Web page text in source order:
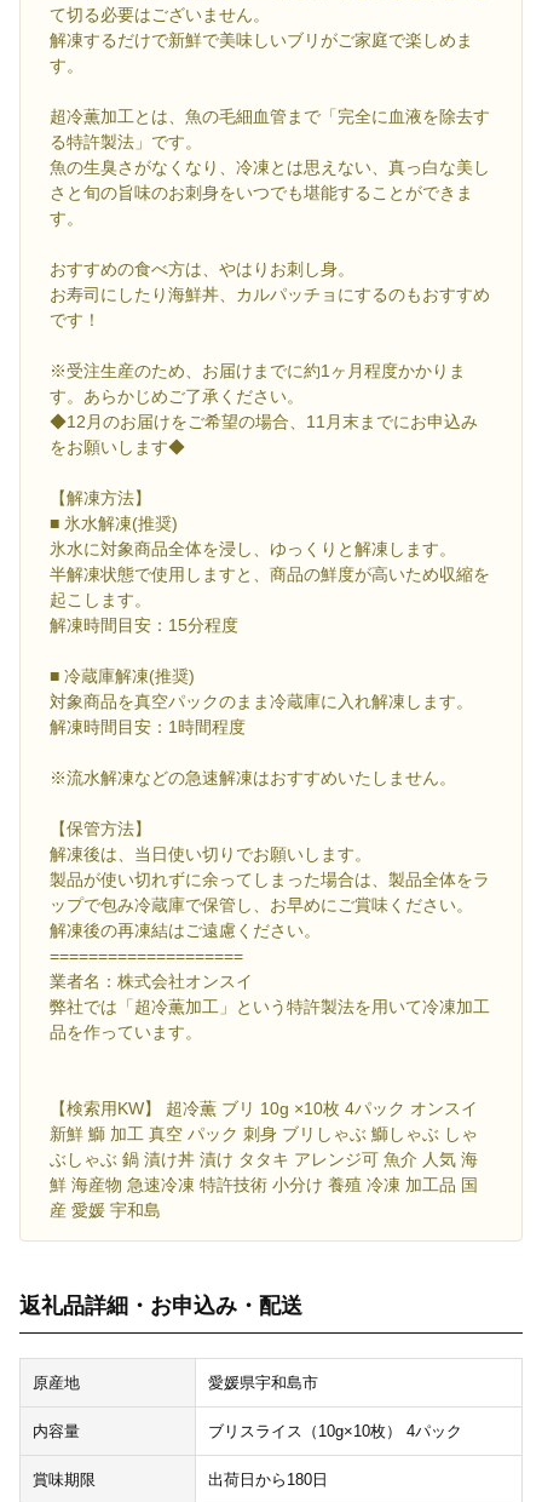
て切る必要はございません。
解凍するだけで新鮮で美味しいブリがご家庭で楽しめま
す。
超冷薫加工とは、魚の毛細血管まで「完全に血液を除去す
る特許製法」です。
魚の生臭さがなくなり、冷凍とは思えない、真っ白な美し
さと旬の旨味のお刺身をいつでも堪能することができま
す。
おすすめの食べ方は、やはりお刺し身。
お寿司にしたり海鮮丼、カルパッチョにするのもおすすめ
です！
※受注生産のため、お届けまでに約1ヶ月程度かかりま
す。あらかじめご了承ください。
◆12月のお届けをご希望の場合、11月末までにお申込み
をお願いします◆
【解凍方法】
■ 氷水解凍(推奨)
氷水に対象商品全体を浸し、ゆっくりと解凍します。
半解凍状態で使用しますと、商品の鮮度が高いため収縮を
起こします。
解凍時間目安：15分程度
■ 冷蔵庫解凍(推奨)
対象商品を真空パックのまま冷蔵庫に入れ解凍します。
解凍時間目安：1時間程度
※流水解凍などの急速解凍はおすすめいたしません。
【保管方法】
解凍後は、当日使い切りでお願いします。
製品が使い切れずに余ってしまった場合は、製品全体をラ
ップで包み冷蔵庫で保管し、お早めにご賞味ください。
解凍後の再凍結はご遠慮ください。
====================
業者名：株式会社オンスイ
弊社では「超冷薫加工」という特許製法を用いて冷凍加工
品を作っています。
【検索用KW】 超冷薫 ブリ 10g ×10枚 4パック オンスイ
新鮮 鰤 加工 真空 パック 刺身 ブリしゃぶ 鰤しゃぶ しゃ
ぶしゃぶ 鍋 漬け丼 漬け タタキ アレンジ可 魚介 人気 海
鮮 海産物 急速冷凍 特許技術 小分け 養殖 冷凍 加工品 国
産 愛媛 宇和島
返礼品詳細・お申込み・配送
原産地 愛媛県宇和島市
内容量 ブリスライス（10g×10枚） 4パック
賞味期限 出荷日から180日